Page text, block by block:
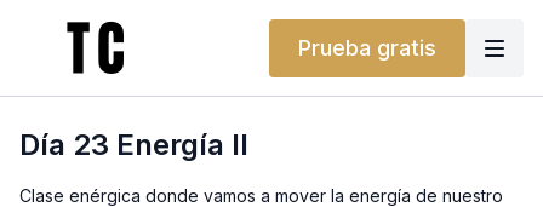
Prueba gratis
Día 23 Energía II
Clase enérgica donde vamos a mover la energía de nuestro